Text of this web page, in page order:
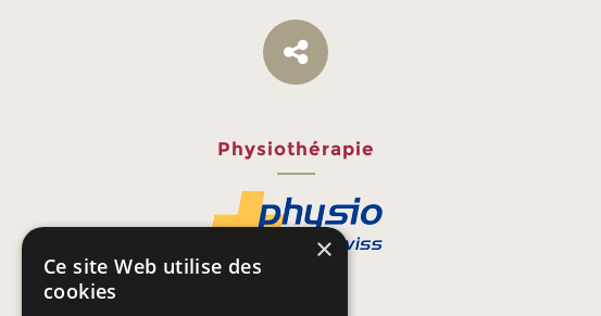
Physiothérapie
×
Ce site Web utilise des
cookies